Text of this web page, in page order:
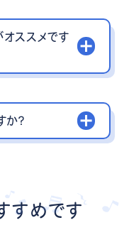
オススメです
？
すめです